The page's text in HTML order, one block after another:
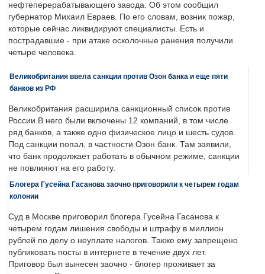
нефтеперерабатывающего завода. Об этом сообщил
губернатор Михаил Евраев. По его словам, возник пожар,
которые сейчас ликвидируют специалисты. Есть и
пострадавшие - при атаке осколочные ранения получили
четыре человека.
Великобритания ввела санкции против Озон банка и еще пяти
банков из РФ
Великобритания расширила санкционный список против
России.В него были включены 12 компаний, в том числе
ряд банков, а также одно физическое лицо и шесть судов.
Под санкции попал, в частности Озон банк. Там заявили,
что банк продолжает работать в обычном режиме, санкции
не повлияют на его работу.
Блогера Гусейна Гасанова заочно приговорили к четырем годам
колонии
Суд в Москве приговорил блогера Гусейна Гасанова к
четырем годам лишения свободы и штрафу в миллион
рублей по делу о неуплате налогов. Также ему запрещено
публиковать посты в интернете в течение двух лет.
Приговор был вынесен заочно - блогер проживает за